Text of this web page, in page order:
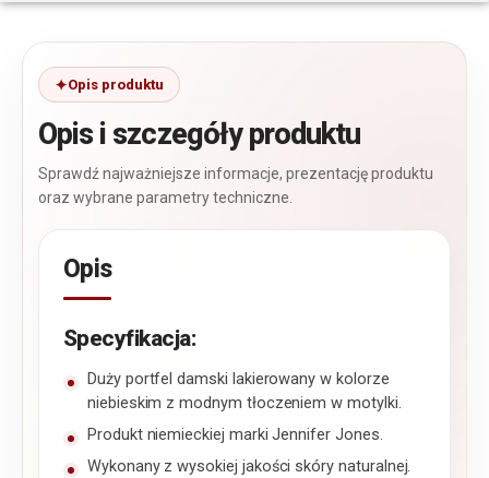
Opis produktu
Opis i szczegóły produktu
Sprawdź najważniejsze informacje, prezentację produktu
oraz wybrane parametry techniczne.
Opis
Specyfikacja:
Duży portfel damski lakierowany w kolorze
niebieskim z modnym tłoczeniem w motylki.
Produkt niemieckiej marki Jennifer Jones.
Wykonany z wysokiej jakości skóry naturalnej.